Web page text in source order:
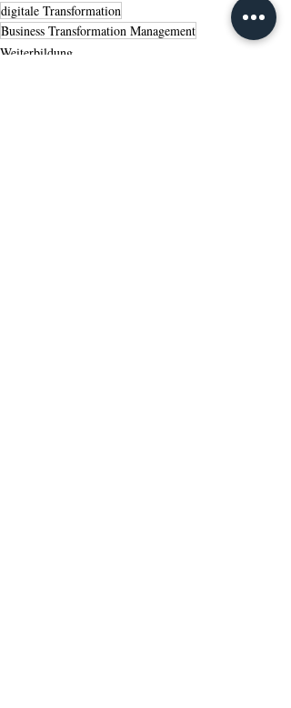
digitale Transformation
Business Transformation Management
Weiterbildung